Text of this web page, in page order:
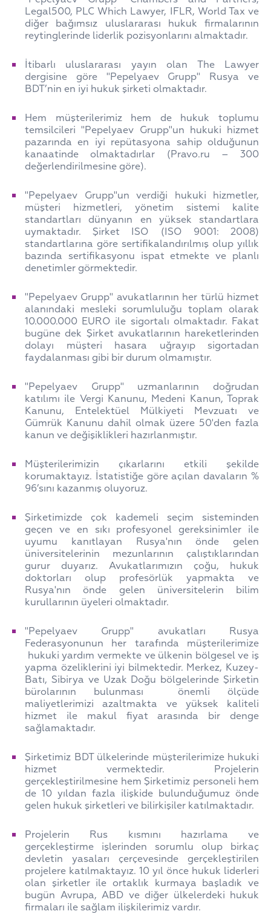
Legal500, PLC Which Lawyer, IFLR, World Tax ve
diğer bağımsız uluslararası hukuk firmalarının
reytinglerinde liderlik pozisyonlarını almaktadır.
İtibarlı uluslararası yayın olan The Lawyer
dergisine göre "Pepelyaev Grupp" Rusya ve
BDT’nin en iyi hukuk şirketi olmaktadır.
Hem müşterilerimiz hem de hukuk toplumu
temsilcileri "Pepelyaev Grupp"un hukuki hizmet
pazarında en iyi repütasyona sahip olduğunun
kanaatinde olmaktadırlar (Pravo.ru – 300
değerlendirilmesine göre).
"Pepelyaev Grupp"un verdiği hukuki hizmetler,
müşteri hizmetleri, yönetim sistemi kalite
standartları dünyanın en yüksek standartlara
uymaktadır. Şirket ISO (ISO 9001: 2008)
standartlarına göre sertifikalandırılmış olup yıllık
bazında sertifikasyonu ispat etmekte ve planlı
denetimler görmektedir.
"Pepelyaev Grupp" avukatlarının her türlü hizmet
alanındaki mesleki sorumluluğu toplam olarak
10.000.000 EURO ile sigortalı olmaktadır. Fakat
bugüne dek Şirket avukatlarının hareketlerinden
dolayı müşteri hasara uğrayıp sigortadan
faydalanması gibi bir durum olmamıştır.
"Pepelyaev Grupp" uzmanlarının doğrudan
katılımı ile Vergi Kanunu, Medeni Kanun, Toprak
Kanunu, Entelektüel Mülkiyeti Mevzuatı ve
Gümrük Kanunu dahil olmak üzere 50'den fazla
kanun ve değişiklikleri hazırlanmıştır.
Müşterilerimizin çıkarlarını etkili şekilde
korumaktayız. İstatistiğe göre açılan davaların %
96’sını kazanmış oluyoruz.
Şirketimizde çok kademeli seçim sisteminden
geçen ve en sıkı profesyonel gereksinimler ile
uyumu kanıtlayan Rusya'nın önde gelen
üniversitelerinin mezunlarının çalıştıklarından
gurur duyarız. Avukatlarımızın çoğu, hukuk
doktorları olup profesörlük yapmakta ve
Rusya'nın önde gelen üniversitelerin bilim
kurullarının üyeleri olmaktadır.
"Pepelyaev Grupp" avukatları Rusya
Federasyonunun her tarafında müşterilerimize
hukuki yardım vermekte ve ülkenin bölgesel ve iş
yapma özeliklerini iyi bilmektedir. Merkez, Kuzey-
Batı, Sibirya ve Uzak Doğu bölgelerinde Şirketin
bürolarının bulunması önemli ölçüde
maliyetlerimizi azaltmakta ve yüksek kaliteli
hizmet ile makul fiyat arasında bir denge
sağlamaktadır.
Şirketimiz BDT ülkelerinde müşterilerimize hukuki
hizmet vermektedir. Projelerin
gerçekleştirilmesine hem Şirketimiz personeli hem
de 10 yıldan fazla ilişkide bulunduğumuz önde
gelen hukuk şirketleri ve bilirkişiler katılmaktadır.
Projelerin Rus kısmını hazırlama ve
gerçekleştirme işlerinden sorumlu olup birkaç
devletin yasaları çerçevesinde gerçekleştirilen
projelere katılmaktayız. 10 yıl önce hukuk liderleri
olan şirketler ile ortaklık kurmaya başladık ve
bugün Avrupa, ABD ve diğer ülkelerdeki hukuk
firmaları ile sağlam ilişkilerimiz vardır.